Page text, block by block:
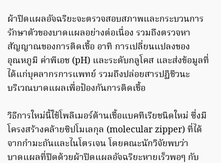
ผ้าปิดแผลอัจฉริยะจะตรวจสอบสภาพและกระบวนการ
รักษาตัวของบาดแผลอย่างต่อเนื่อง รวมถึงตรวจหา
สัญญาณของการติดเชื้อ อาทิ การเปลี่ยนแปลงของ
อุณหภูมิ ค่าพีเอช (pH) และระดับกลูโคส และส่งข้อมูลที่
ได้แก่บุคลากรการแพทย์ รวมถึงปล่อยสารปฏิชีวนะ
บริเวณบาดแผลเพื่อป้องกันการติดเชื้อ
วิธีการใหม่นี้ใช้โพลีเมอร์ต้านเชื้อแบคทีเรียชนิดใหม่ ซึ่งมี
โครงสร้างคล้ายซิปโมเลกุล (molecular zipper) ที่ได้
จากกำมะถันและไนโตรเจน โดยคณะนักวิจัยพบว่า
บาดแผลที่ปิดด้วยผ้าปิดแผลอัจฉริยะหายเร็วพอๆ กับ